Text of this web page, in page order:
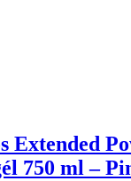
Extended
750 ml –